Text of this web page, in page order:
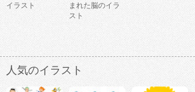
イラスト
まれた脳のイラ
スト
人気のイラスト